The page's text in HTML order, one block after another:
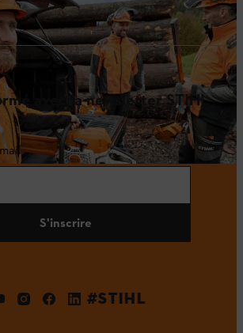
avec la newsletter STIHL
S'inscrire
#STIHL